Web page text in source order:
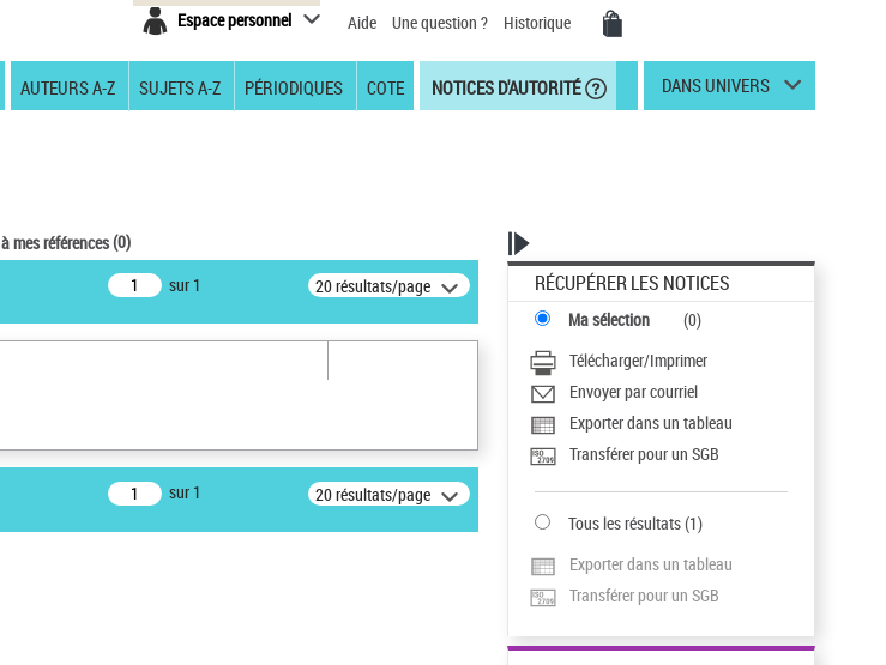
Espace personnel Aide Une question ? Historique
AUTEURS A-Z SUJETS A-Z PÉRIODIQUES COTE NOTICES D'AUTORITÉ DANS UNIVERS
mes références(0)
sur 1 20 résultats/page
sur 1 20 résultats/page
RÉCUPÉRER LES NOTICES
Ma sélection (0)
Télécharger/Imprimer
Envoyer par courriel
Exporter dans un tableau
Transférer pour un SGB
Tous les résultats(1)
Exporter dans un tableau
Transférer pour un SGB